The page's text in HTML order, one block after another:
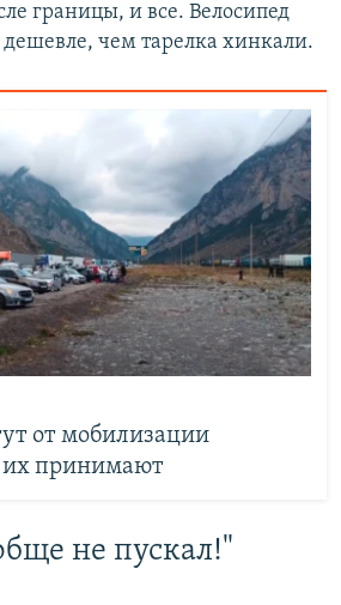
границы, и все. Велосипед
дешевле, чем тарелка хинкали.
от мобилизации
их принимают
не пускал!"